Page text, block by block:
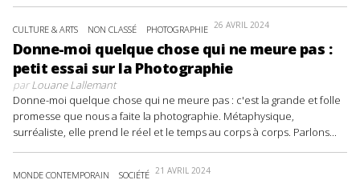
CULTURE & ARTS NON CLASSÉ PHOTOGRAPHIE 26 AVRIL 2024
Donne-moi quelque chose qui ne meure pas :
petit essai sur la Photographie
parLouane Lallemant
Donne-moi quelque chose qui ne meure pas : c'est la grande et folle
promesse que nous a faite la photographie. Métaphysique,
surréaliste, elle prend le réel et le temps au corps à corps. Parlons...
MONDE CONTEMPORAIN SOCIÉTÉ 21 AVRIL 2024